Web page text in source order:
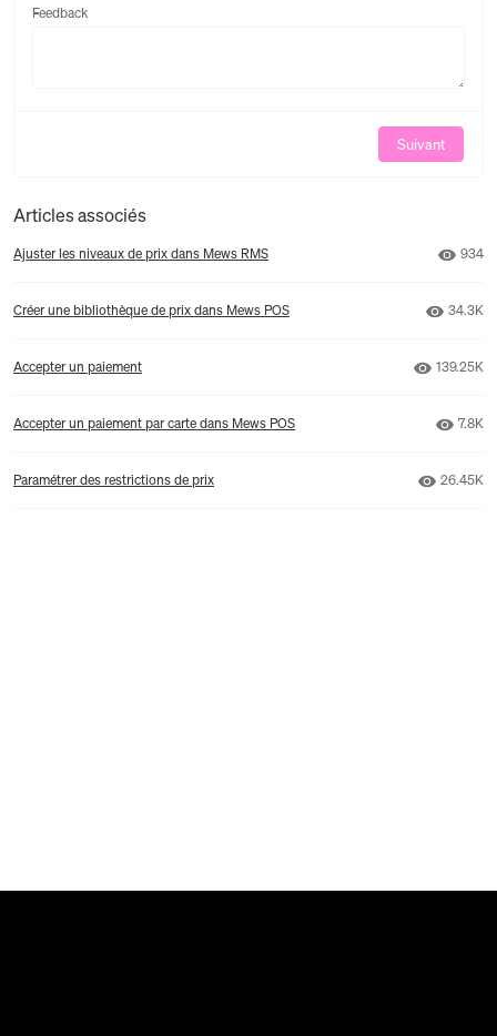
Feedback
Suivant
Articles associés
Ajuster les niveaux de prix dans Mews RMS 934
Créer une bibliothèque de prix dans Mews POS 34.3K
Accepter un paiement Nombre
139.25K
Accepter un paiement par carte dans Mews POS 7.8K
Paramétrer des restrictions de prix Nombre
26.45K